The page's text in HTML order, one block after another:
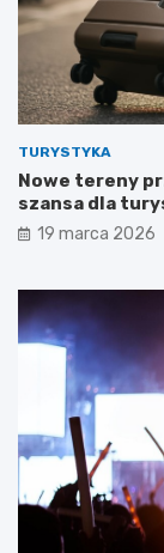
TURYSTYKA
Nowe tereny
szansa dla
19 marca 2026